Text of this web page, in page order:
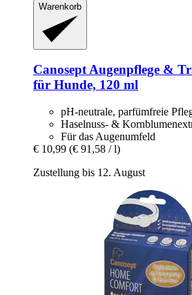
Warenkorb
CanoseptAugenpflege &
für Hunde, 120 ml
pH-neutrale, parfümfreie
Haselnuss- &
Für das Augenumfeld
€ 10,99 (€ 91,58 / l)
Zustellung bis 12. August